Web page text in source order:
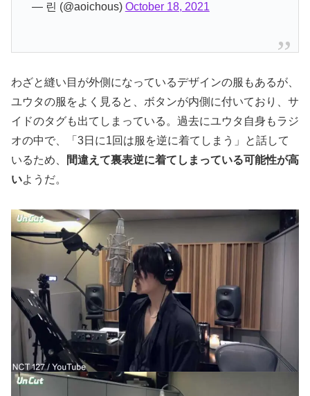
— 린 (@aoichous) October 18, 2021
わざと縫い目が外側になっているデザインの服もあるが、
ユウタの服をよく見ると、ボタンが内側に付いており、サ
イドのタグも出てしまっている。過去にユウタ自身もラジ
オの中で、「3日に1回は服を逆に着てしまう」と話して
いるため、
間違えて裏表逆に着てしまっている可能性が高
いようだ。